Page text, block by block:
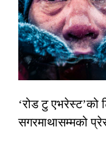
‘रोड टु एभरेस्ट’को
सगरमाथासम्मको